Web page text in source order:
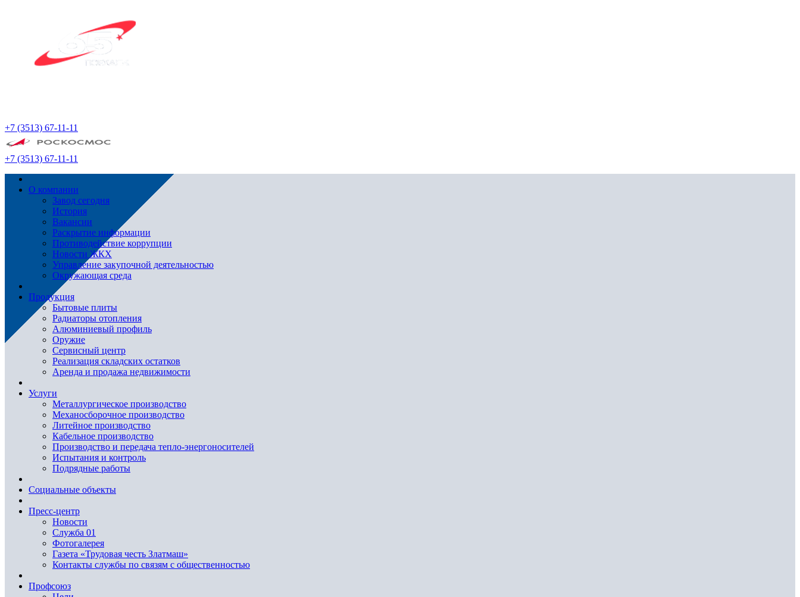
+7 (3513) 67-11-11
+7 (3513) 67-11-11
О компании
Завод сегодня
История
Вакансии
Раскрытие информации
Противодействие коррупции
Новости ЖКХ
Управление закупочной деятельностью
Окружающая среда
Продукция
Бытовые плиты
Радиаторы отопления
Алюминиевый профиль
Оружие
Сервисный центр
Реализация складских остатков
Аренда и продажа недвижимости
Услуги
Металлургическое производство
Механосборочное производство
Литейное производство
Кабельное производство
Производство и передача тепло-энергоносителей
Испытания и контроль
Подрядные работы
Социальные объекты
Пресс-центр
Новости
Служба 01
Фотогалерея
Газета «Трудовая честь Златмаш»
Контакты службы по связям с общественностью
Профсоюз